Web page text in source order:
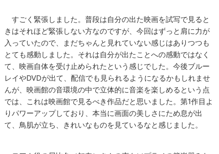
すごく緊張しました。普段は自分の出た映画を試写で見ると
きはそれほど緊張しない方なのですが、今回はずっと肩に力が
入っていたので、まだちゃんと見れていない感じはありつつも
とても感動しました。それは自分が出たことへの感動ではなく
て、映画自体を受け止められたという感じでした。今後ブルー
レイやDVDが出て、配信でも見られるようになるかもしれませ
んが、映画館の音環境の中で立体的に音楽を楽しめるという点
では、これは映画館で見るべき作品だと思いました。第1作目よ
りパワーアップしており、本当に画面の美しさにため息が出
て、鳥肌が立ち、きれいなものを見ているなと感じました。